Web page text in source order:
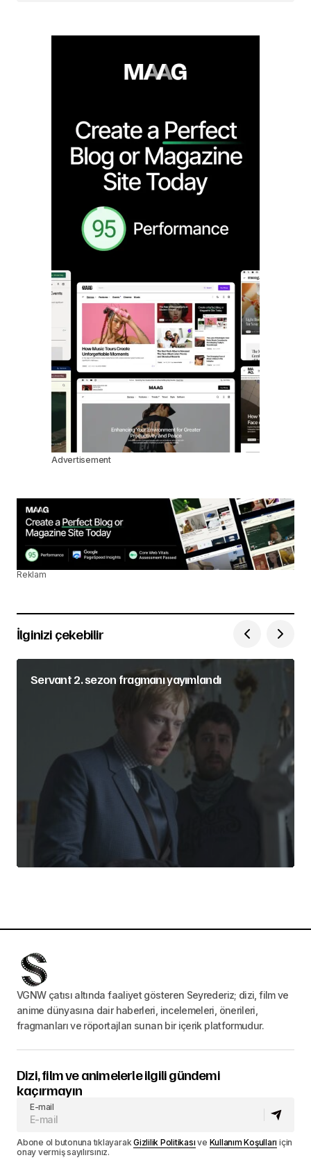
Advertisement
Reklam
İlginizi çekebilir
Servant 2. sezon fragmanı yayımlandı
VGNW çatısı altında faaliyet gösteren Seyrederiz; dizi, film ve
anime dünyasına dair haberleri, incelemeleri, önerileri,
fragmanları ve röportajları sunan bir içerik platformudur.
Dizi, film ve animelerle ilgili gündemi
kaçırmayın
E-mail
Abone ol butonuna tıklayarakGizlilik Politikası ve Kullanım Koşulları için
onay vermiş sayılırsınız.